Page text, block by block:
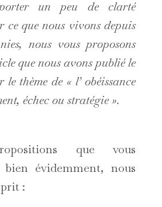
un peu de clarté
ce que nous vivons depuis
nous vous proposons
que nous avons publié le
le thème de « l’ obéissance
échec ou stratégie ».
que vous
bien évidemment, nous
: